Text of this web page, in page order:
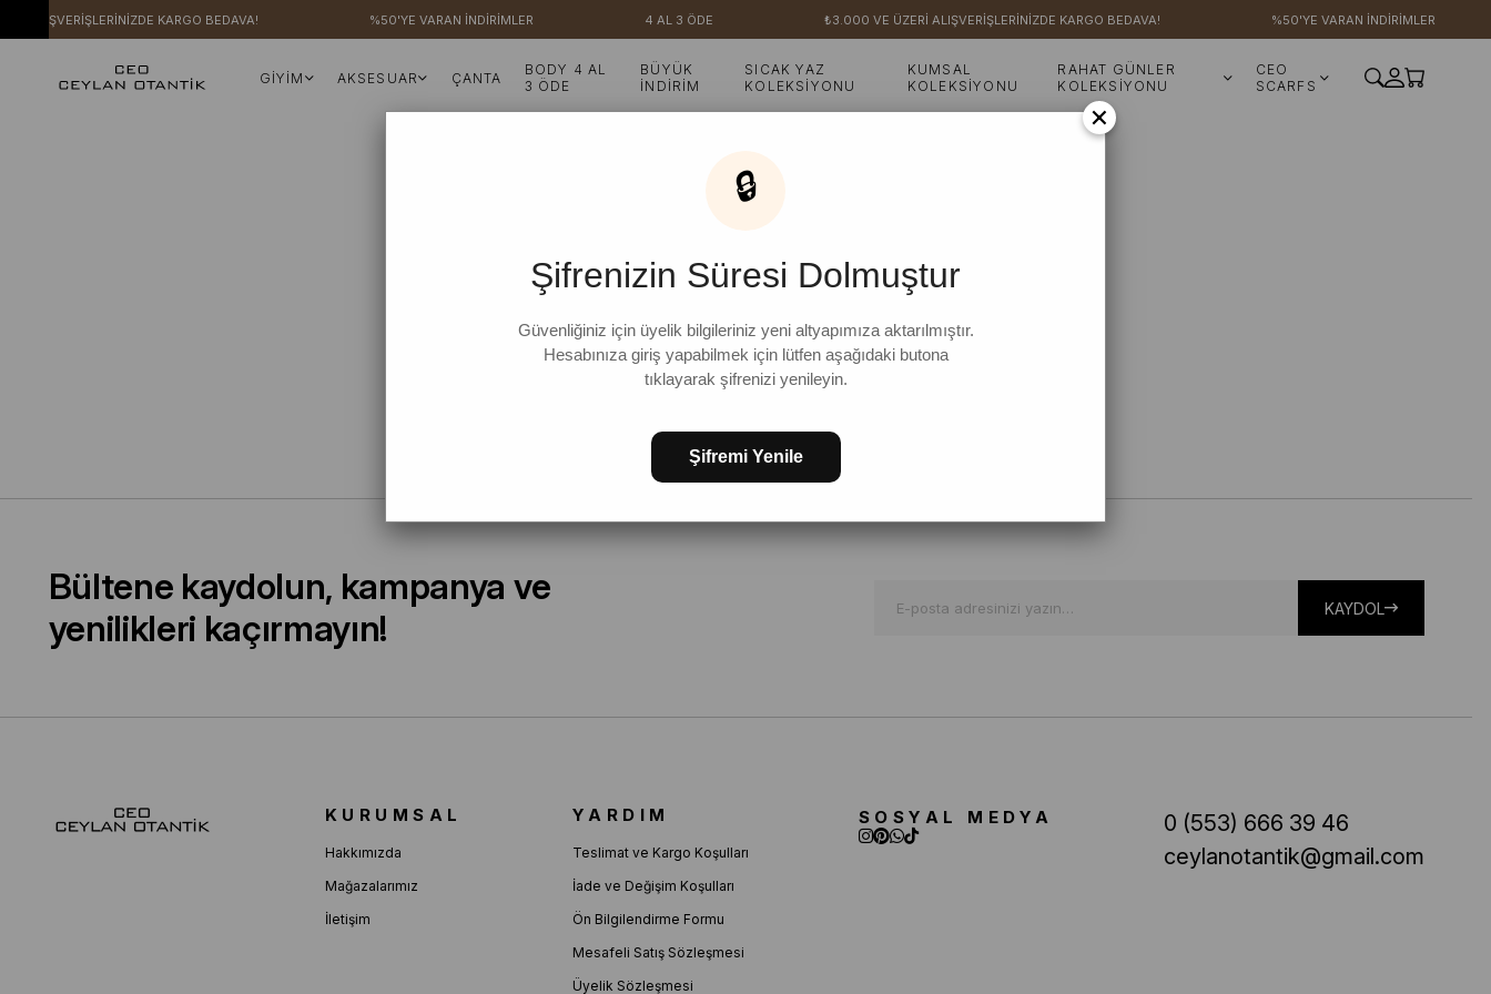
ALIŞVERİŞLERİNİZDE KARGO BEDAVA! %50'YE VARAN İNDİRİMLER 4 AL 3 ÖDE ₺3.000 VE ÜZERİ ALIŞVERİŞLERİNİZDE KARGO BEDAVA! %50'YE VARAN İNDİRİMLER
GİYİM AKSESUAR ÇANTA
BODY 4 AL
3 ÖDE
BÜYÜK
İNDİRİM
SICAK YAZ
KOLEKSİYONU
KUMSAL
KOLEKSİYONU
RAHAT GÜNLER
KOLEKSİYONU
CEO
SCARFS
Bültene kaydolun, kampanya ve
yenilikleri kaçırmayın!
KAYDOL
KURUMSAL
Hakkımızda
Mağazalarımız
İletişim
YARDIM
Teslimat ve Kargo Koşulları
İade ve Değişim Koşulları
Ön Bilgilendirme Formu
Mesafeli Satış Sözleşmesi
Üyelik Sözleşmesi
SOSYAL MEDYA
0 (553) 666 39 46
ceylanotantik@gmail.com
×
🔒
Şifrenizin Süresi Dolmuştur
Güvenliğiniz için üyelik bilgileriniz yeni altyapımıza aktarılmıştır.
Hesabınıza giriş yapabilmek için lütfen aşağıdaki butona
tıklayarak şifrenizi yenileyin.
Şifremi Yenile